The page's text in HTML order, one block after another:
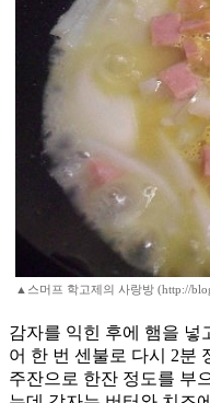
▲스머프 학고제의 사랑방 (http://
감자를 익힌 후에 햄을 넣
어 한 번 센불로 다시 2분
주잔으로 한잔 정도를 부